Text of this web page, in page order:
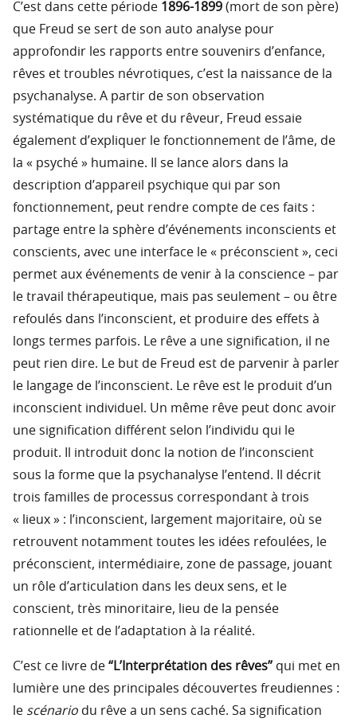
C’est dans cette période 1896-1899 (mort de son père)
que Freud se sert de son auto analyse pour
approfondir les rapports entre souvenirs d’enfance,
rêves et troubles névrotiques, c’est la naissance de la
psychanalyse. A partir de son observation
systématique du rêve et du rêveur, Freud essaie
également d’expliquer le fonctionnement de l’âme, de
la « psyché » humaine. Il se lance alors dans la
description d’appareil psychique qui par son
fonctionnement, peut rendre compte de ces faits :
partage entre la sphère d’événements inconscients et
conscients, avec une interface le « préconscient », ceci
permet aux événements de venir à la conscience – par
le travail thérapeutique, mais pas seulement – ou être
refoulés dans l’inconscient, et produire des effets à
longs termes parfois. Le rêve a une signification, il ne
peut rien dire. Le but de Freud est de parvenir à parler
le langage de l’inconscient. Le rêve est le produit d’un
inconscient individuel. Un même rêve peut donc avoir
une signification différent selon l’individu qui le
produit. Il introduit donc la notion de l’inconscient
sous la forme que la psychanalyse l’entend. Il décrit
trois familles de processus correspondant à trois
« lieux » : l’inconscient, largement majoritaire, où se
retrouvent notamment toutes les idées refoulées, le
préconscient, intermédiaire, zone de passage, jouant
un rôle d’articulation dans les deux sens, et le
conscient, très minoritaire, lieu de la pensée
rationnelle et de l’adaptation à la réalité.
C’est ce livre de “L’Interprétation des rêves” qui met en
lumière une des principales découvertes freudiennes :
le scénario du rêve a un sens caché. Sa signification